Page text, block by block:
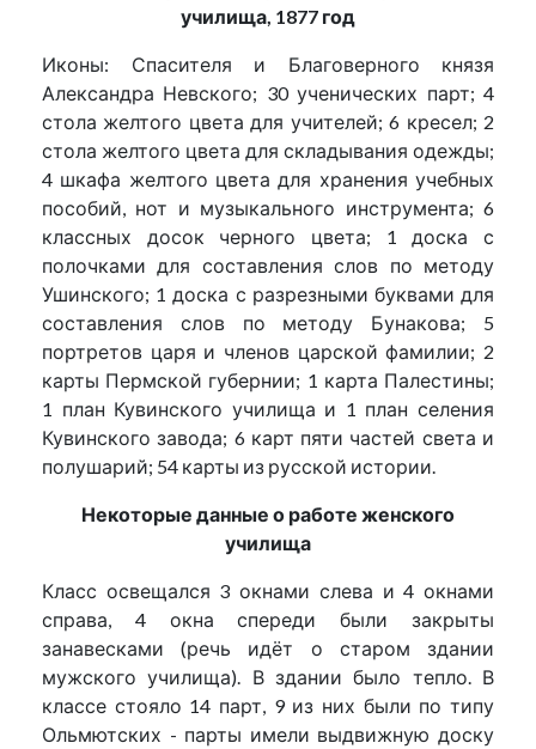
училища, 1877 год
Иконы: Спасителя и Благоверного князя
Александра Невского; 30 ученических парт; 4
стола желтого цвета для учителей; 6 кресел; 2
стола желтого цвета для складывания одежды;
4 шкафа желтого цвета для хранения учебных
пособий, нот и музыкального инструмента; 6
классных досок черного цвета; 1 доска с
полочками для составления слов по методу
Ушинского; 1 доска с разрезными буквами для
составления слов по методу Бунакова; 5
портретов царя и членов царской фамилии; 2
карты Пермской губернии; 1 карта Палестины;
1 план Кувинского училища и 1 план селения
Кувинского завода; 6 карт пяти частей света и
полушарий; 54 карты из русской истории.
Некоторые данные о работе женского
училища
Класс освещался 3 окнами слева и 4 окнами
справа, 4 окна спереди были закрыты
занавесками (речь идёт о старом здании
мужского училища). В здании было тепло. В
классе стояло 14 парт, 9 из них были по типу
Ольмютских - парты имели выдвижную доску